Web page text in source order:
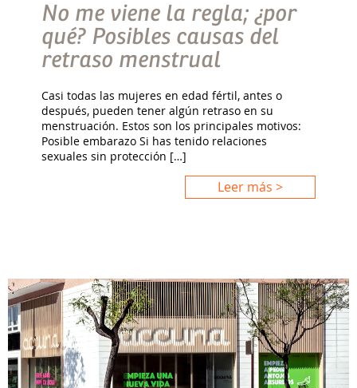
No me viene la regla; ¿por
qué? Posibles causas del
retraso menstrual
Casi todas las mujeres en edad fértil, antes o
después, pueden tener algún retraso en su
menstruación. Estos son los principales motivos:
Posible embarazo Si has tenido relaciones
sexuales sin protección […]
Leer más >